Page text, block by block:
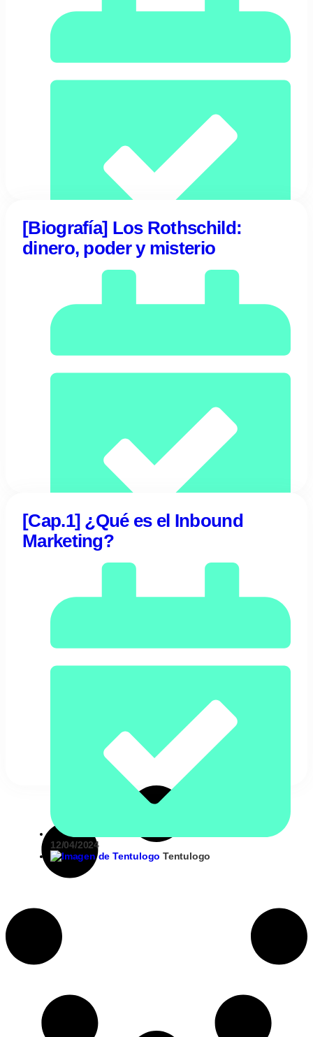
15/12/2023
Tentulogo
[Biografía] Los Rothschild:
dinero, poder y misterio
10/05/2023
Tentulogo
[Cap.1] ¿Qué es el Inbound
Marketing?
12/04/2024
Tentulogo